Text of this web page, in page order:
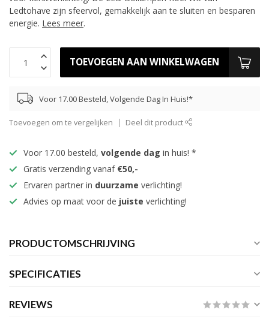
Ledtohave zijn sfeervol, gemakkelijk aan te sluiten en besparen
energie. Lees meer.
TOEVOEGEN AAN WINKELWAGEN
Voor 17.00 Besteld, Volgende Dag In Huis!*
Toevoegen om te vergelijken Deel dit product
Voor 17.00 besteld, volgende dag in huis! *
Gratis verzending vanaf €50,-
Ervaren partner in duurzame verlichting!
Advies op maat voor de juiste verlichting!
PRODUCTOMSCHRIJVING
SPECIFICATIES
REVIEWS